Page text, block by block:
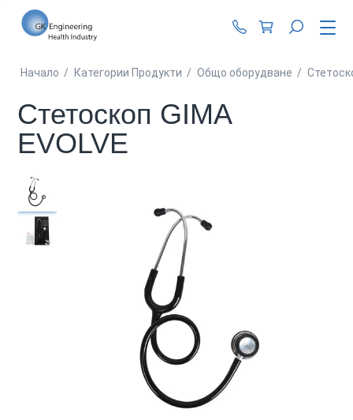
+359 87 990 62
Начало / Категории Продукти / Общо оборудване /
Стетоскоп GIMA
EVOLVE